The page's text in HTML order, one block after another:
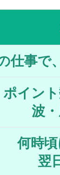
仕事で
ポイン
波
何時
翌